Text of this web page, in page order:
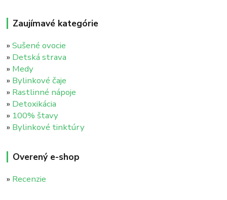
Zaujímavé kategórie
»Sušené ovocie
» Detská strava
» Medy
» Bylinkové čaje
» Rastlinné nápoje
» Detoxikácia
» 100% štavy
» Bylinkové tinktúry
Overený e-shop
» Recenzie